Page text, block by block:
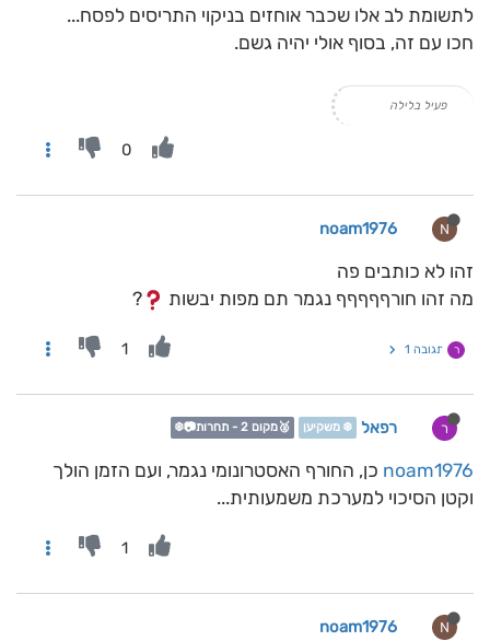
לתשומת לב אלו שכבר אוחזים בניקוי התריסים לפסח...
חכו עם זה, בסוף אולי יהיה גשם.
פעיל בלילה
0
N
noam1976
זהו לא כותבים פה
מה זהו חורףףףףף נגמר תם מפות יבשות
?
ר תגובה 1 1
ר רפאל ❄️ משקיען 🥈מקום 2 - תחרות📷❄️
noam1976 כן, החורף האסטרונומי נגמר, ועם הזמן הולך
וקטן הסיכוי למערכת משמעותית...
1
N
noam1976